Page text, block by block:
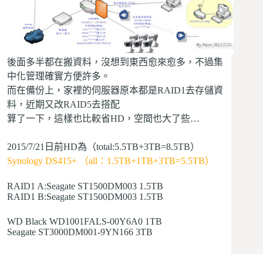
後面多半都在搬資料，沒想到東西愈來愈多，不過集
中化管理確實方便許多。
而在備份上，家裡的伺服器原本都是RAID1去存儲資
料，近期又改RAID5去搭配
算了一下，這樣也比較省HD，空間也大了些…
2015/7/21日前HD為（total:5.5TB+3TB=8.5TB）
Synology DS415+ （all：1.5TB+1TB+3TB=5.5TB）
RAID1 A:Seagate ST1500DM003 1.5TB
RAID1 B:Seagate ST1500DM003 1.5TB
WD Black WD1001FALS-00Y6A0 1TB
Seagate ST3000DM001-9YN166 3TB